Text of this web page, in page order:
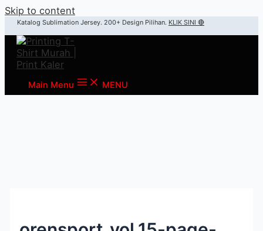
Skip to content
Katalog Sublimation Jersey. 200+ Design Pilihan. KLIK SINI 🔴
Main Menu MENU